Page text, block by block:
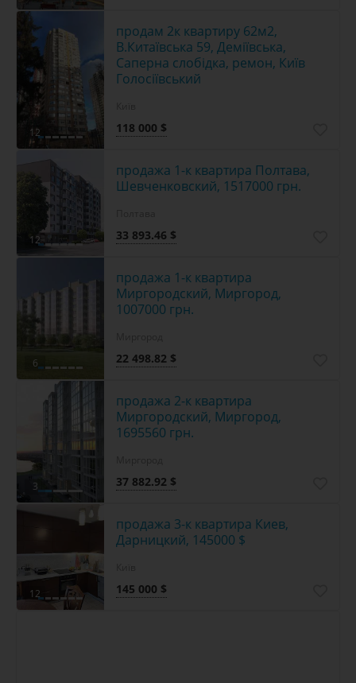
12
продам 2к квартиру 62м2,
В.Китаївська 59, Деміївська,
Саперна слобідка, ремон, Київ
Голосіївський
118 000 $
12
продажа 1-к квартира Полтава,
Шевченковский, 1517000 грн.
33 893.46 $
6
продажа 1-к квартира
Миргородский, Миргород,
1007000 грн.
22 498.82 $
3
продажа 2-к квартира
Миргородский, Миргород,
1695560 грн.
37 882.92 $
12
продажа 3-к квартира Киев,
Дарницкий, 145000 $
145 000 $